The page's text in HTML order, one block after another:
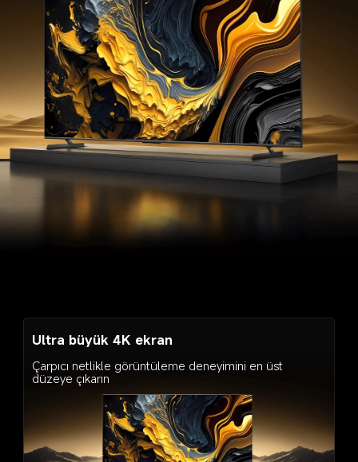
Ultra büyük 4K ekran
Çarpıcı netlikle görüntüleme deneyimini en üst
düzeye çıkarın